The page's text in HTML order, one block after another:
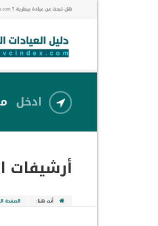
هل تبحث عن عيادة بيطرية ؟ contact@evcindex.com
ادخل
أرشيفات
أنت هنا: الصفحة